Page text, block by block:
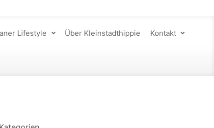
Lifestyle Über Kleinstadthippie Kontakt